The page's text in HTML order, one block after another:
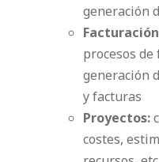
generación
procesos
generación
y facturas
Proyectos:
costes,